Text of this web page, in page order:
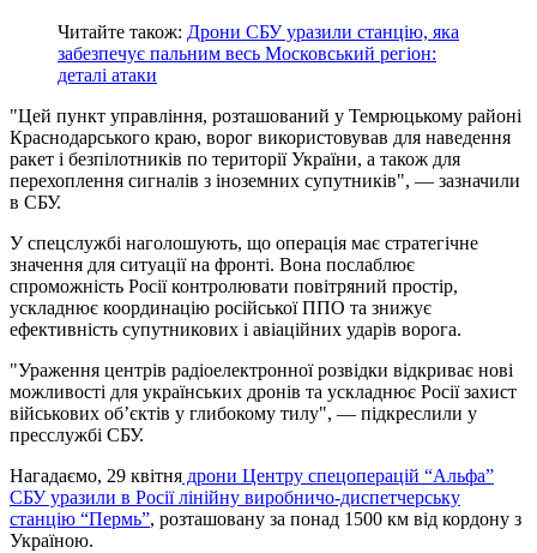
Читайте також: Дрони СБУ уразили станцію, яка
забезпечує пальним весь Московський регіон:
деталі атаки
"Цей пункт управління, розташований у Темрюцькому районі
Краснодарського краю, ворог використовував для наведення
ракет і безпілотників по території України, а також для
перехоплення сигналів з іноземних супутників", — зазначили
в СБУ.
У спецслужбі наголошують, що операція має стратегічне
значення для ситуації на фронті. Вона послаблює
спроможність Росії контролювати повітряний простір,
ускладнює координацію російської ППО та знижує
ефективність супутникових і авіаційних ударів ворога.
"Ураження центрів радіоелектронної розвідки відкриває нові
можливості для українських дронів та ускладнює Росії захист
військових об’єктів у глибокому тилу", — підкреслили у
пресслужбі СБУ.
Нагадаємо, 29 квітня дрони Центру спецоперацій “Альфа”
СБУ уразили в Росії лінійну виробничо-диспетчерську
станцію “Пермь”, розташовану за понад 1500 км від кордону з
Україною.